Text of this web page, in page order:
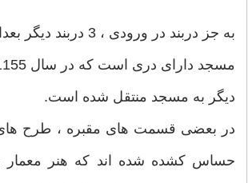
به جز دربند در ورودی ، 3 دربند دیگر بعدا مسدود شدند.
دیگر به مسجد منتقل شده است.
در بعضی قسمت های مقبره ، طرح
حساس کشده شده اند که هنر معمار